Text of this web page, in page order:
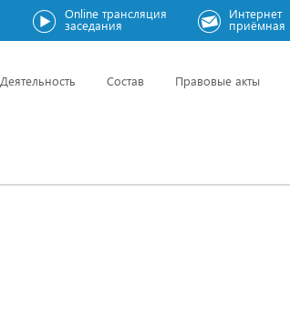
Online трансляция
заседания
Интернет
приёмная
Деятельность Состав Правовые акты